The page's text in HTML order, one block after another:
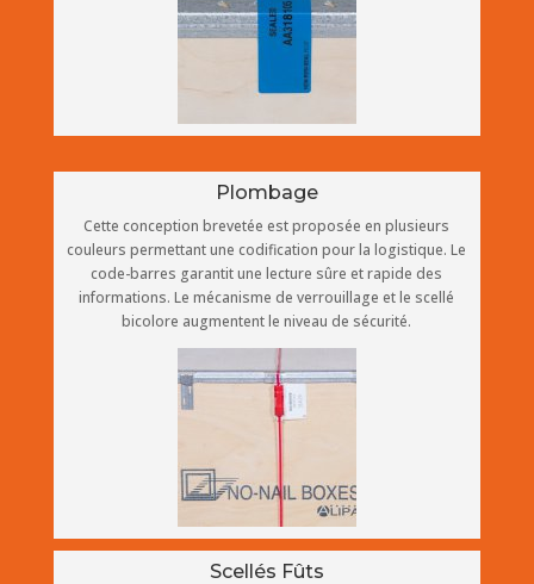
Plombage
Cette conception brevetée est proposée en plusieurs
couleurs permettant une codification pour la logistique. Le
code-barres garantit une lecture sûre et rapide des
informations. Le mécanisme de verrouillage et le scellé
bicolore augmentent le niveau de sécurité.
Scellés Fûts